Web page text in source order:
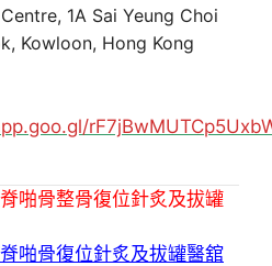
1A Sai Yeung Choi
Kowloon, Hong Kong
啪骨整骨復位針炙及拔罐
啪骨復位針炙及拔罐醫舘